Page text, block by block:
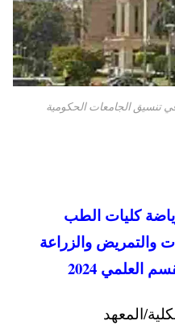
الحكومية
الطب
والزراعة